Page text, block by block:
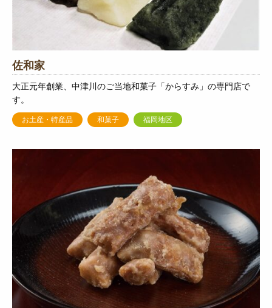
佐和家
大正元年創業、中津川のご当地和菓子「からすみ」の専門店で
す。
お土産・特産品 和菓子 福岡地区